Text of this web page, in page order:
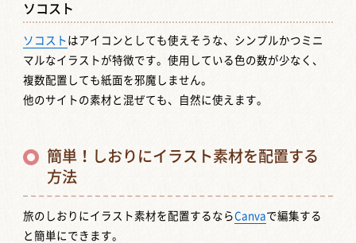
ソコスト
ソコスト はアイコンとしても使えそうな、シンプルかつミニ
マルなイラストが特徴です。使用している色の数が少なく、
複数配置しても紙面を邪魔しません。
他のサイトの素材と混ぜても、自然に使えます。
簡単！しおりにイラスト素材を配置する
方法
旅のしおりにイラスト素材を配置するならCanvaで編集する
と簡単にできます。